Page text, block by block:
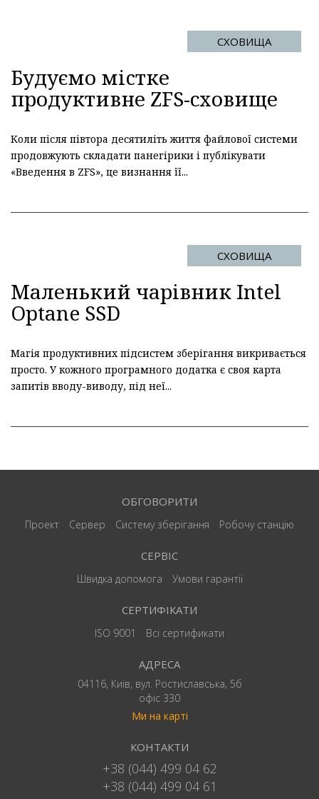
СХОВИЩА
Будуємо мicтке
продуктивне ZFS-сховище
Коли після півтора десятиліть життя файлової системи
продовжують складати панегірики і публікувати
«Введення в ZFS», це визнання її...
СХОВИЩА
Маленький чарівник Intel
Optane SSD
Магія продуктивних підсистем зберігання викривається
просто. У кожного програмного додатка є своя карта
запитів вводу-виводу, під неї...
ОБГОВОРИТИ
Проект Сервер Систему зберігання Робочу станцію
СЕРВІС
Швидка допомога Умови гарантії
СЕРТИФІКАТИ
ISO 9001 Всі сертификати
АДРЕСА
04116, Київ, вул. Ростиславська, 5б
офіс 330
Ми на карті
КОНТАКТИ
+38 (044) 499 04 62
+38 (044) 499 04 61